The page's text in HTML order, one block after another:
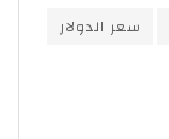
سعر الدولار